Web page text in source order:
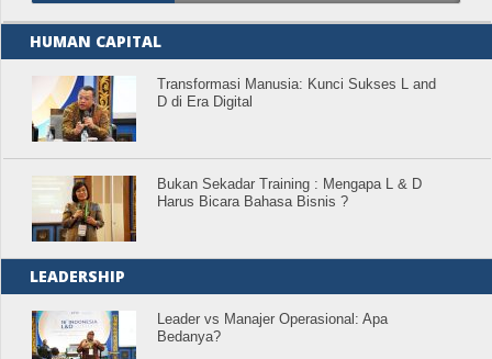
HUMAN CAPITAL
Transformasi Manusia: Kunci Sukses L and
D di Era Digital
Bukan Sekadar Training : Mengapa L & D
Harus Bicara Bahasa Bisnis ?
LEADERSHIP
Leader vs Manajer Operasional: Apa
Bedanya?